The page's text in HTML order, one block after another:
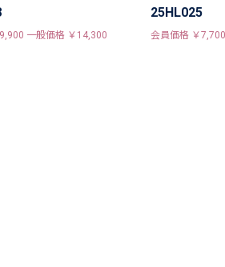
一般価格 ￥14,300
25HL025
会員価格 ￥